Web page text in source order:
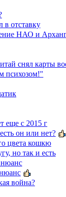
в отставку
НАО и
снял карты
психозом!"
еще с 2015 г
он или нет?
цвета кошкю
но так и есть
война?